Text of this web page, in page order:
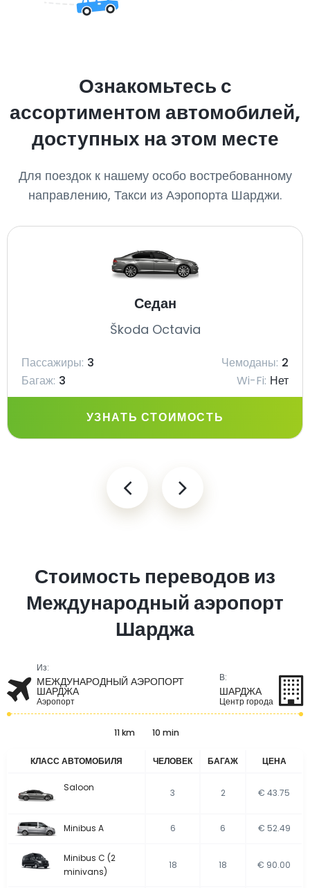
Ознакомьтесь с
ассортиментом автомобилей,
доступных на этом месте
Для поездок к нашему особо востребованному
направлению, Такси из Аэропорта Шарджи.
Седан
Škoda Octavia
Пассажиры: 3 Чемоданы: 2
Багаж: 3 Wi-Fi: Нет
УЗНАТЬ СТОИМОСТЬ
Стоимость переводов из
Международный аэропорт
Шарджа
Из:
МЕЖДУНАРОДНЫЙ АЭРОПОРТ
ШАРДЖА
Аэропорт
В:
ШАРДЖА
Центр города
11 km 10 min
КЛАСС АВТОМОБИЛЯ ЧЕЛОВЕК БАГАЖ ЦЕНА
Saloon 3 2 € 43.75
Minibus A 6 6 € 52.49
Minibus C (2
minivans)
18 18 € 90.00